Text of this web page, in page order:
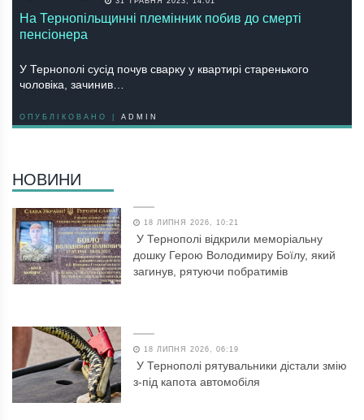
На Тернопільщинні племінник побив до смерті
пенсіонера
У Тернополі сусід почув сварку у квартирі старенького
чоловіка, зачинив…
ОПУБЛІКОВАНО | ADMIN
НОВИНИ
18 ЛИПНЯ 2026, 10:21
У Тернополі відкрили меморіальну
дошку Герою Володимиру Боїлу, який
загинув, рятуючи побратимів
18 ЛИПНЯ 2026, 06:19
У Тернополі рятувальники дістали змію
з-під капота автомобіля